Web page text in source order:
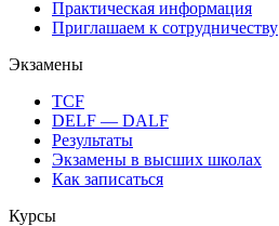
Практическая информация
Приглашаем к сотрудничеству
Экзамены
TCF
DELF — DALF
Результаты
Экзамены в высших школах
Как записаться
Курсы